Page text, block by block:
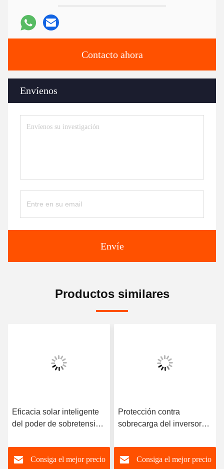
Contacto ahora
Envíenos
Envíe
Productos similares
Eficacia solar inteligente
del poder de sobretensión
fases de la onda
sinusoidal pura 5000W el
Consiga el mejor precio
Protección contra
sobrecarga del inversor
63V de 5000W
Consiga el mejor precio